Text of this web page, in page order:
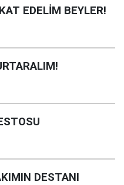
EDELİM BEYLER!
DESTANI